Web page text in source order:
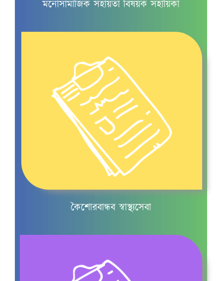
কৈশোরকাল
মাসিক ও কিশোরীদের
মনোসামাজিক সহায়তা বিষয়ক সহায়িকা
কৈশোরবান্ধব স্বাস্থ্যসেবা